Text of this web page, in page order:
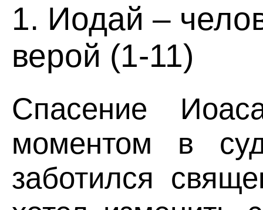
1. Иодай –
верой (1-11)
Спасение
моментом в
заботился